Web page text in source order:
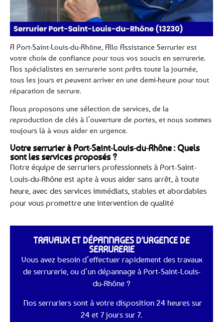
A Port-Saint-Louis-du-Rhône, Allo Assistance Serrurier est
votre choix de confiance pour tous vos soucis en serrurerie.
Nos spécialistes en serrurerie sont prêts toute la journée,
tous les jours et peuvent arriver en une demi-heure pour tout
réparation de serrure.
Nous proposons une sélection de services, de la
reproduction de clés à l’ouverture de portes, et nous sommes
toujours là à vous aider en urgence.
Votre serrurier à Port-Saint-Louis-du-Rhône : Quels
sont les services proposés ?
Notre équipe de serruriers professionnels à Port-Saint-
Louis-du-Rhône est apte à vous aider sans arrêt, à toute
heure, avec des services immédiats, stables et abordables
pour vous promettre une intervention de qualité
TRAVAUX ET DÉPANNAGES D'URGENCE DE
SERRURERIE
Vous avez besoin d’effectuer rapidement des travaux
de serrurerie, ou d’un dépannage à Port-Saint-Louis-
du-Rhône ?
Nos serruriers sont à votre disposition 24 heures sur
24 et 7 jours sur 7.